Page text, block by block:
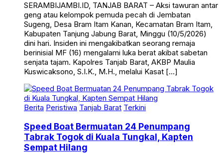
SERAMBIJAMBI.ID, TANJAB BARAT – Aksi tawuran antar
geng atau kelompok pemuda pecah di Jembatan
Sugeng, Desa Bram Itam Kanan, Kecamatan Bram Itam,
Kabupaten Tanjung Jabung Barat, Minggu (10/5/2026)
dini hari. Insiden ini mengakibatkan seorang remaja
berinisial MF (16) mengalami luka berat akibat sabetan
senjata tajam. Kapolres Tanjab Barat, AKBP Maulia
Kuswicaksono, S.I.K., M.H., melalui Kasat […]
Berita Peristiwa Tanjab Barat Terkini
Speed Boat Bermuatan 24 Penumpang
Tabrak Togok di Kuala Tungkal, Kapten
Sempat Hilang